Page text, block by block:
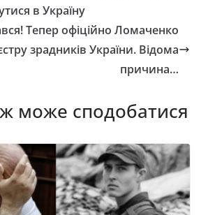
в Україну
Тепер офіційно Ломаченко
зpадників Укpаїни. Відома
причина…
може сподобатися